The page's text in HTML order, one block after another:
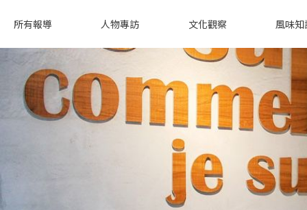
所有報導 人物專訪 文化觀察 風味知